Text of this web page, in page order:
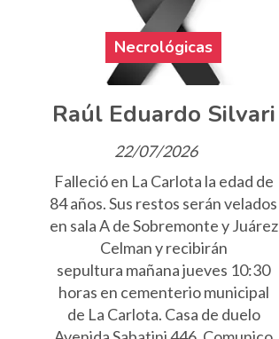
Raúl Eduardo Silvari
Necrológicas
22/07/2026
Falleció en La Carlota la edad de
84 años. Sus restos serán velados
en sala A de Sobremonte y Juárez
Celman y recibirán
sepultura mañana jueves 10:30
horas en cementerio municipal
de La Carlota. Casa de duelo